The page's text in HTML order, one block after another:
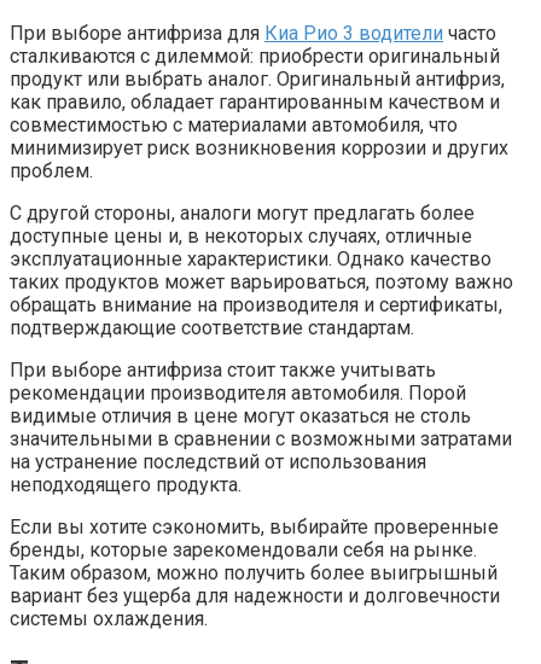
При выборе антифриза для Киа Рио 3 водители часто
сталкиваются с дилеммой: приобрести оригинальный
продукт или выбрать аналог. Оригинальный антифриз,
как правило, обладает гарантированным качеством и
совместимостью с материалами автомобиля, что
минимизирует риск возникновения коррозии и других
проблем.
С другой стороны, аналоги могут предлагать более
доступные цены и, в некоторых случаях, отличные
эксплуатационные характеристики. Однако качество
таких продуктов может варьироваться, поэтому важно
обращать внимание на производителя и сертификаты,
подтверждающие соответствие стандартам.
При выборе антифриза стоит также учитывать
рекомендации производителя автомобиля. Порой
видимые отличия в цене могут оказаться не столь
значительными в сравнении с возможными затратами
на устранение последствий от использования
неподходящего продукта.
Если вы хотите сэкономить, выбирайте проверенные
бренды, которые зарекомендовали себя на рынке.
Таким образом, можно получить более выигрышный
вариант без ущерба для надежности и долговечности
системы охлаждения.